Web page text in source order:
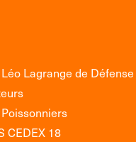
Lagrange de
CEDEX 18